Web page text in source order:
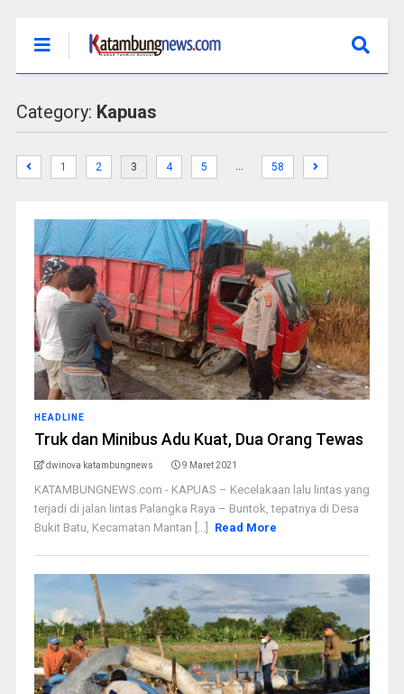
Category: Kapuas
1 2 3 4 5 … 58
HEADLINE
Truk dan Minibus Adu Kuat, Dua Orang Tewas
dwinova katambungnews 9 Maret 2021
KATAMBUNGNEWS.com - KAPUAS – Kecelakaan lalu lintas yang
terjadi di jalan lintas Palangka Raya – Buntok, tepatnya di Desa
Bukit Batu, Kecamatan Mantan [...]
Read More